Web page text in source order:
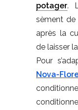
potager.
sèment de
après la
de laisser la
Pour
Nova-